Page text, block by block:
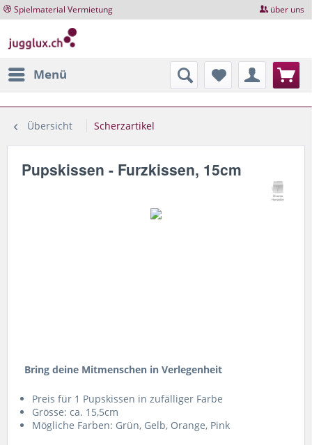
Spielmaterial Vermietung über uns
Menü
Übersicht Scherzartikel
Pupskissen - Furzkissen, 15cm
Bring deine Mitmenschen in Verlegenheit
Preis für 1 Pupskissen in zufälliger Farbe
Grösse: ca. 15,5cm
Mögliche Farben: Grün, Gelb, Orange, Pink